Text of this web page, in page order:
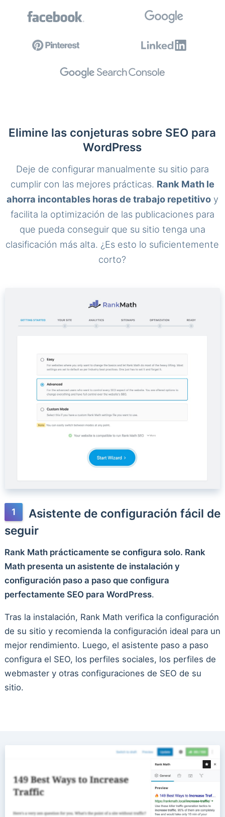
Elimine las conjeturas sobre SEO para
WordPress
Deje de configurar manualmente su sitio para
cumplir con las mejores prácticas. Rank Math le
ahorra incontables horas de trabajo repetitivoy
facilita la optimización de las publicaciones para
que pueda conseguir que su sitio tenga una
clasificación más alta. ¿Es esto lo suficientemente
corto?
Asistente de configuración fácil de
seguir
Rank Math prácticamente se configura solo. Rank
Math presenta un asistente de instalación y
configuración paso a paso que configura
perfectamente SEO para WordPress.
Tras la instalación, Rank Math verifica la configuración
de su sitio y recomienda la configuración ideal para un
mejor rendimiento. Luego, el asistente paso a paso
configura el SEO, los perfiles sociales, los perfiles de
webmaster y otras configuraciones de SEO de su
sitio.